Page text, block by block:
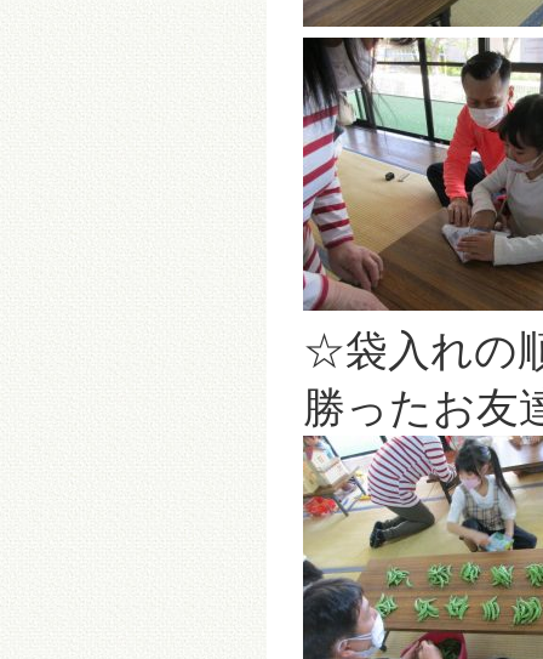
☆袋入れの
勝ったお友